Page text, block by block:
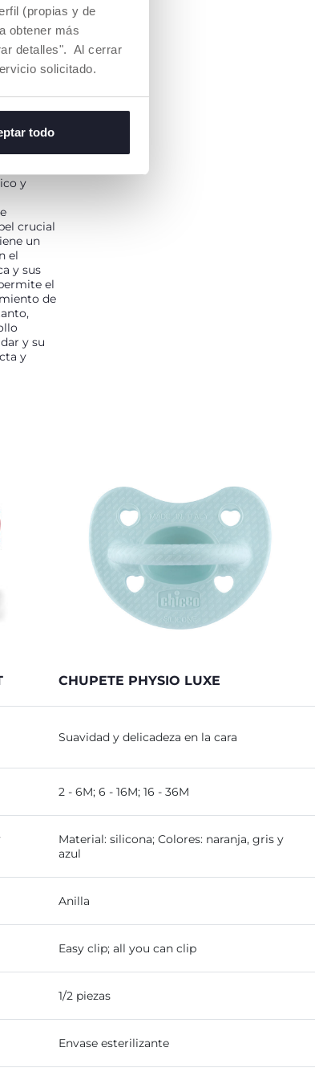
(propias y de
obtener más
detalles". Al cerrar
solicitado.
todo
un
bucal se
vitales,
y
crucial
un
el
y sus
el
de
y su
y
CHUPETE PHYSIO LUXE
Suavidad y delicadeza en la cara
2 - 6M; 6 - 16M; 16 - 36M
Material: silicona; Colores: naranja, gris y
azul
Anilla
Easy clip; all you can clip
1/2 piezas
Envase esterilizante